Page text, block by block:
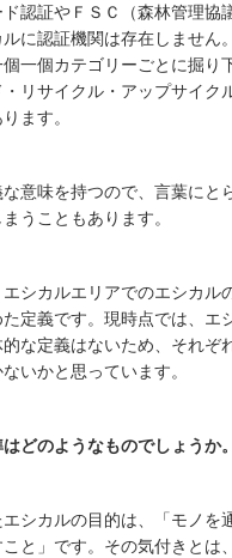
ド認証やＦＳＣ（森林管理協
に認証機関は存在しません
一個カテゴリーごとに掘り
リサイクル・アップサイク
ます。
意味を持つので、言葉にと
うこともあります。
シカルエリアでのエシカル
定義です。現時点では、エ
な定義はないため、それぞ
いかと思っています。
どのようなものでしょうか。
エシカルの目的は、「モノを
と」です。その気付きとは